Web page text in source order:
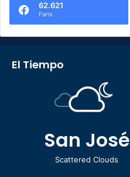
62.621
Fans
El Tiempo
San José
Scattered Clouds